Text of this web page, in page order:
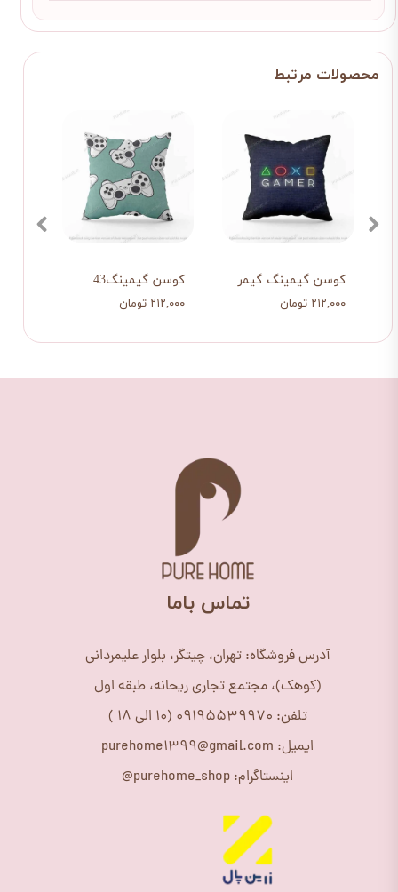
کوسن گیمینگ43
۲۱۲,۰۰۰ تومان
کوسن گیمینگ گیمر
۲۱۲,۰۰۰ تومان
​تماس باما
آدرس فروشگاه: تهران، چیتگر، بلوار علیمردانی
(کوهک)، مجتمع تجاری ریحانه، طبقه اول
تلفن: 09195539970 (10 الی 18 )
ایمیل: purehome1399@gmail.com
اینستاگرام: purehome_shop@